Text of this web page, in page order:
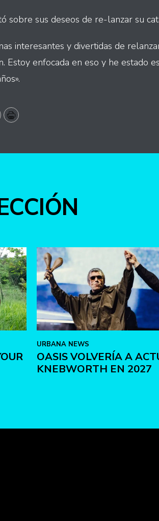
sobre sus deseos de re-lanzar su
interesantes y divertidas de
Estoy enfocada en eso y he estado
Print
URBANA NEWS
OASIS VOLVERÍA A
KNEBWORTH EN 2027